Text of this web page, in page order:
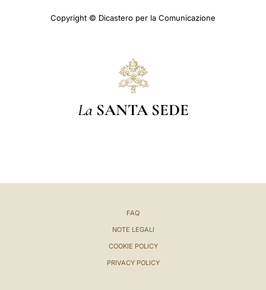
Copyright © Dicastero per la Comunicazione
La SANTA SEDE
FAQ
NOTE LEGALI
COOKIE POLICY
PRIVACY POLICY